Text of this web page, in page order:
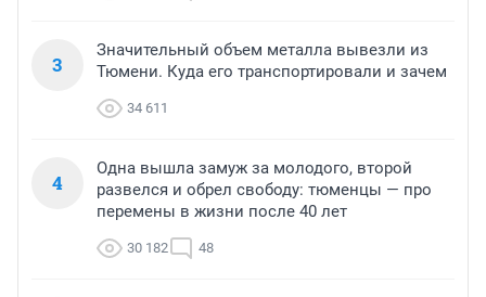
3
Значительный объем металла вывезли из
Тюмени. Куда его транспортировали и зачем
34 611
4
Одна вышла замуж за молодого, второй
развелся и обрел свободу: тюменцы — про
перемены в жизни после 40 лет
30 182 48